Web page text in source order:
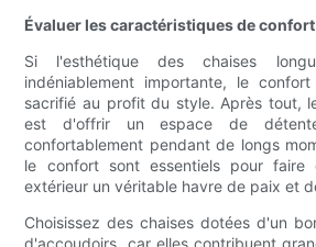
Évaluer les caractéristiques de
Si l'esthétique des chaises
indéniablement importante, le
sacrifié au profit du style. Après tout,
est d'offrir un espace de
confortablement pendant de longs
le confort sont essentiels pour faire
extérieur un véritable havre de paix et
Choisissez des chaises dotées d'un